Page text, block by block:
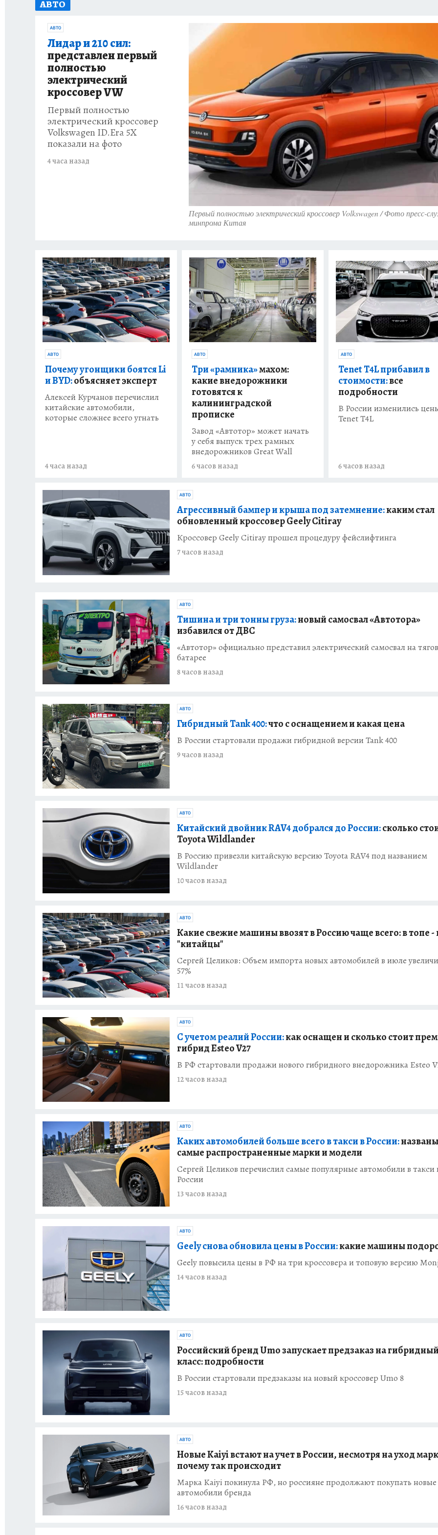
СТРАНИЦЫ ИСТОРИИ ДАЛЬНЕГО ВОСТОКА
АВТО
Первый полностью электрический кроссовер Volkswagen / Фото пресс-
минпрома Китая
АВТО
Лидар и 210 сил:
представлен первый
полностью
электрический
кроссовер VW
Первый полностью
электрический кроссовер
Volkswagen ID.Era 5X
показали на фото
4 часа назад
АВТО
Почему угонщики боятся Li
и BYD:объясняет эксперт
Алексей Курчанов перечислил
китайские автомобили,
которые сложнее всего угнать
4 часа назад
АВТО
Три «рамника»махом:
какие внедорожники
готовятся к
калининградской
прописке
Завод «Автотор» может начать
у себя выпуск трех рамных
внедорожников Great Wall
6 часов назад
АВТО
Tenet T4L прибавил в
стоимости:все
подробности
В России изменились
Tenet T4L
6 часов назад
АВТО
Агрессивный бампер и крыша под затемнение:каким стал
обновленный кроссовер Geely Citiray
Кроссовер Geely Citiray прошел процедуру фейслифтинга
7 часов назад
АВТО
Тишина и три тонны груза:новый самосвал «Автотора»
избавился от ДВС
«Автотор» официально представил электрический самосвал на
батарее
8 часов назад
АВТО
Гибридный Tank 400:что с оснащением и какая цена
В России стартовали продажи гибридной версии Tank 400
9 часов назад
АВТО
Китайский двойник RAV4 добрался до России:сколько
Toyota Wildlander
В Россию привезли китайскую версию Toyota RAV4 под названием
Wildlander
10 часов назад
АВТО
Какие свежие машины ввозят в Россию чаще всего: в топе -
"китайцы"
Сергей Целиков: Объем импорта новых автомобилей в июле
57%
11 часов назад
АВТО
С учетом реалий России:как оснащен и сколько стоит
гибрид Esteo V27
В РФ стартовали продажи нового гибридного внедорожника Esteo
12 часов назад
АВТО
Каких автомобилей больше всего в такси в России:названы
самые распространенные марки и модели
Сергей Целиков перечислил самые популярные автомобили в такси
России
13 часов назад
АВТО
Geely снова обновила цены в России:какие машины
Geely повысила цены в РФ на три кроссовера и топовую версию
14 часов назад
АВТО
Российский бренд Umo запускает предзаказ на
класс: подробности
В России стартовали предзаказы на новый кроссовер Umo 8
15 часов назад
АВТО
Новые Kaiyi встают на учет в России, несмотря на уход
почему так происходит
Марка Kaiyi покинула РФ, но россияне продолжают покупать новые
автомобили бренда
16 часов назад